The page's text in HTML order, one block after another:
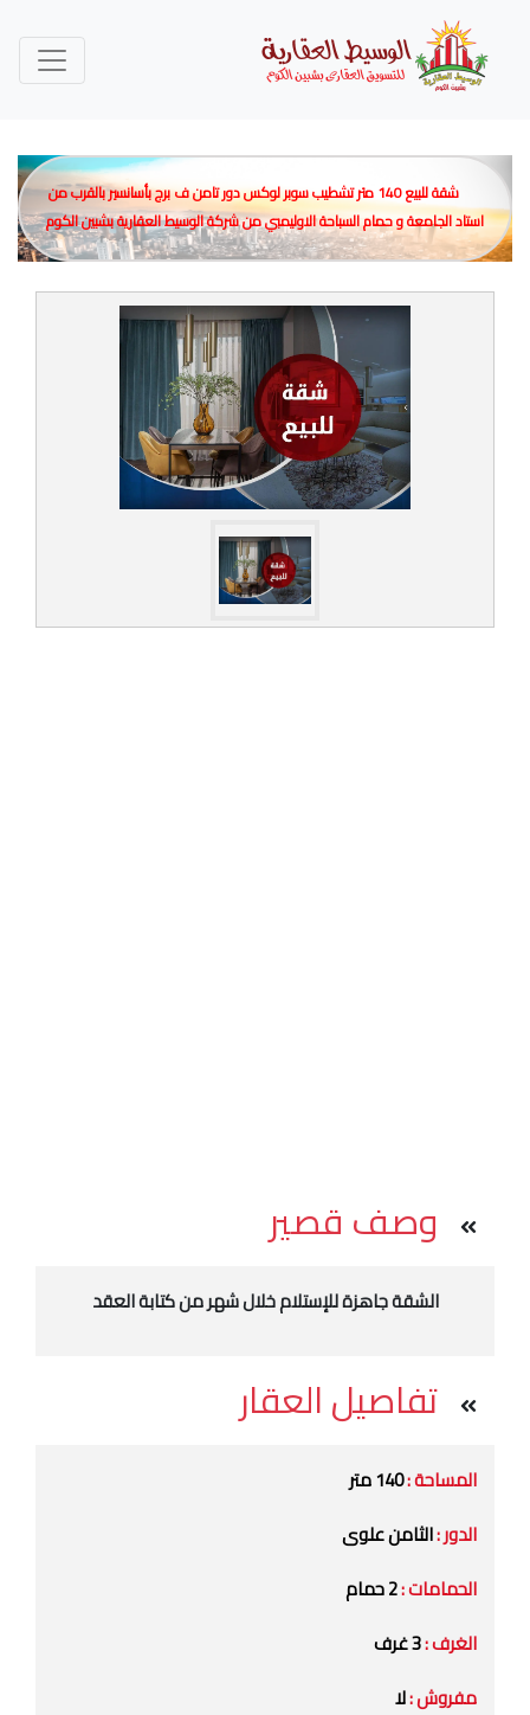
شقة للبيع 140 متر تشطيب سوبر لوكس دور تامن ف برج بأسانسير بالقرب من
استاد الجامعة و حمام السباحة الاوليمبي من شركة الوسيط العقارية بشبين الكوم
وصف قصير
الشقة جاهزة للإستلام خلال شهر من كتابة العقد
تفاصيل العقار
المساحة :140 متر
الدور :الثامن علوى
الحمامات :2 حمام
الغرف :3 غرف
مفروش :لا